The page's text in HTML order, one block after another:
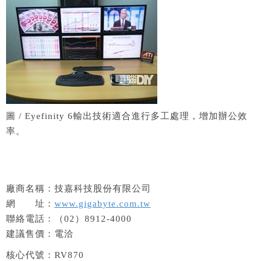
圖 / Eyefinity 6輸出技術適合進行多工處理，增加辦公效
率。
廠商名稱：技嘉科技股份有限公司
網 址： www.gigabyte.com.tw
聯絡電話：（02）8912-4000
建議售價：電洽
核心代號：RV870